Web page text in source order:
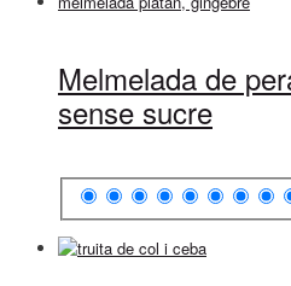
Melmelada de
sense sucre